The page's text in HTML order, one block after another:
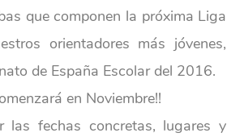
que componen la próxima Liga
orientadores más jóvenes,
de España Escolar del 2016.
en Noviembre!!
las fechas concretas, lugares y